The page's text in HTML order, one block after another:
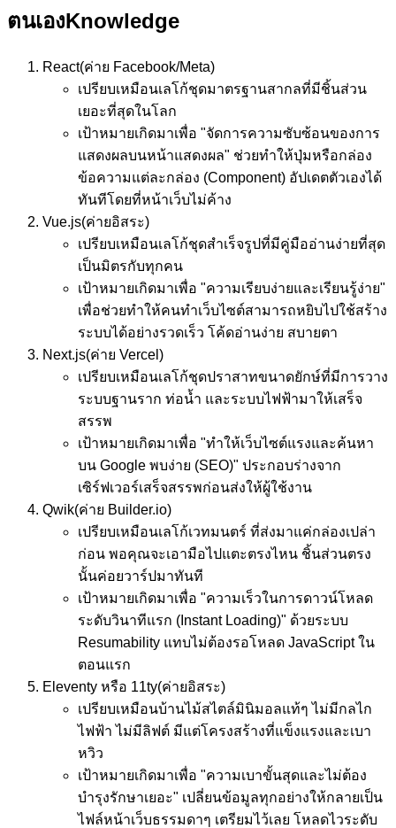
ตนเองKnowledge
React(ค่าย Facebook/Meta)
เปรียบเหมือนเลโก้ชุดมาตรฐานสากลที่มีชิ้นส่วน
เยอะที่สุดในโลก
เป้าหมายเกิดมาเพื่อ "จัดการความซับซ้อนของการ
แสดงผลบนหน้าแสดงผล" ช่วยทำให้ปุ่มหรือกล่อง
ข้อความแต่ละกล่อง (Component) อัปเดตตัวเองได้
ทันทีโดยที่หน้าเว็บไม่ค้าง
Vue.js(ค่ายอิสระ)
เปรียบเหมือนเลโก้ชุดสำเร็จรูปที่มีคู่มืออ่านง่ายที่สุด
เป็นมิตรกับทุกคน
เป้าหมายเกิดมาเพื่อ "ความเรียบง่ายและเรียนรู้ง่าย"
เพื่อช่วยทำให้คนทำเว็บไซต์สามารถหยิบไปใช้สร้าง
ระบบได้อย่างรวดเร็ว โค้ดอ่านง่าย สบายตา
Next.js(ค่าย Vercel)
เปรียบเหมือนเลโก้ชุดปราสาทขนาดยักษ์ที่มีการวาง
ระบบฐานราก ท่อน้ำ และระบบไฟฟ้ามาให้เสร็จ
สรรพ
เป้าหมายเกิดมาเพื่อ "ทำให้เว็บไซต์แรงและค้นหา
บน Google พบง่าย (SEO)" ประกอบร่างจาก
เซิร์ฟเวอร์เสร็จสรรพก่อนส่งให้ผู้ใช้งาน
Qwik(ค่าย Builder.io)
เปรียบเหมือนเลโก้เวทมนตร์ ที่ส่งมาแค่กล่องเปล่า
ก่อน พอคุณจะเอามือไปแตะตรงไหน ชิ้นส่วนตรง
นั้นค่อยวาร์ปมาทันที
เป้าหมายเกิดมาเพื่อ "ความเร็วในการดาวน์โหลด
ระดับวินาทีแรก (Instant Loading)" ด้วยระบบ
Resumability แทบไม่ต้องรอโหลด JavaScript ใน
ตอนแรก
Eleventy หรือ 11ty(ค่ายอิสระ)
เปรียบเหมือนบ้านไม้สไตล์มินิมอลแท้ๆ ไม่มีกลไก
ไฟฟ้า ไม่มีลิฟต์ มีแต่โครงสร้างที่แข็งแรงและเบา
หวิว
เป้าหมายเกิดมาเพื่อ "ความเบาขั้นสุดและไม่ต้อง
บำรุงรักษาเยอะ" เปลี่ยนข้อมูลทุกอย่างให้กลายเป็น
ไฟล์หน้าเว็บธรรมดาๆ เตรียมไว้เลย โหลดไวระดับ